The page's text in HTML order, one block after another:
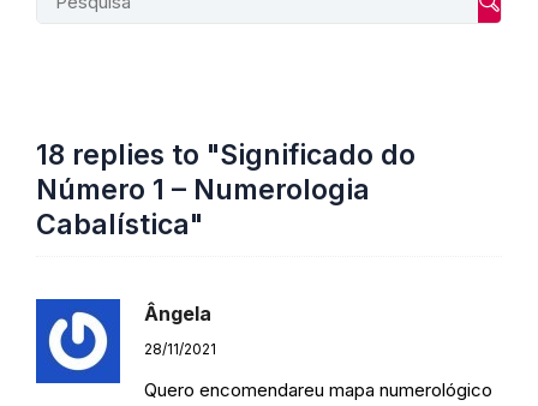
18 replies to "Significado do
Número 1 – Numerologia
Cabalística"
Ângela
28/11/2021
Quero encomendareu mapa numerológico